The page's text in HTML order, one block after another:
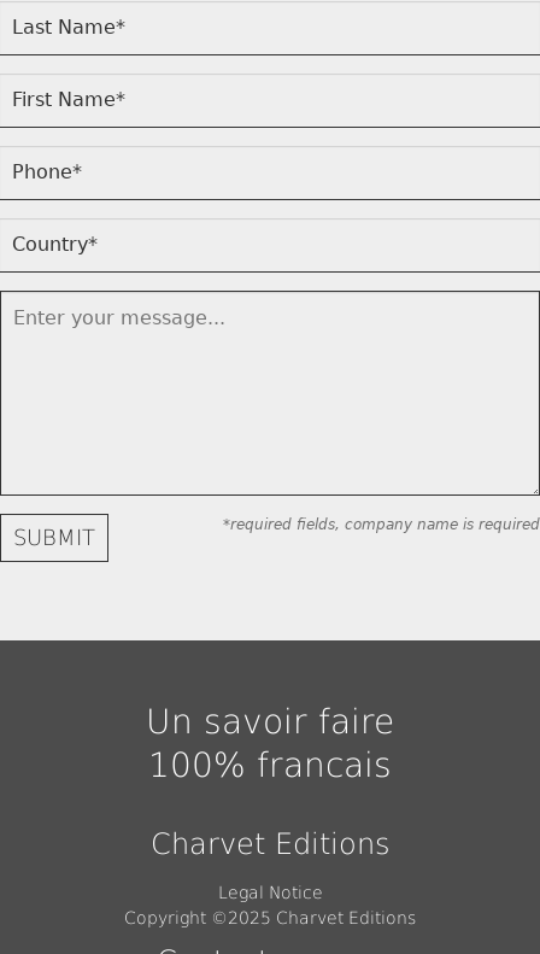
*required fields, company name is required
Un savoir faire
100% francais
Charvet Editions
Legal Notice
Copyright ©2025 Charvet Editions